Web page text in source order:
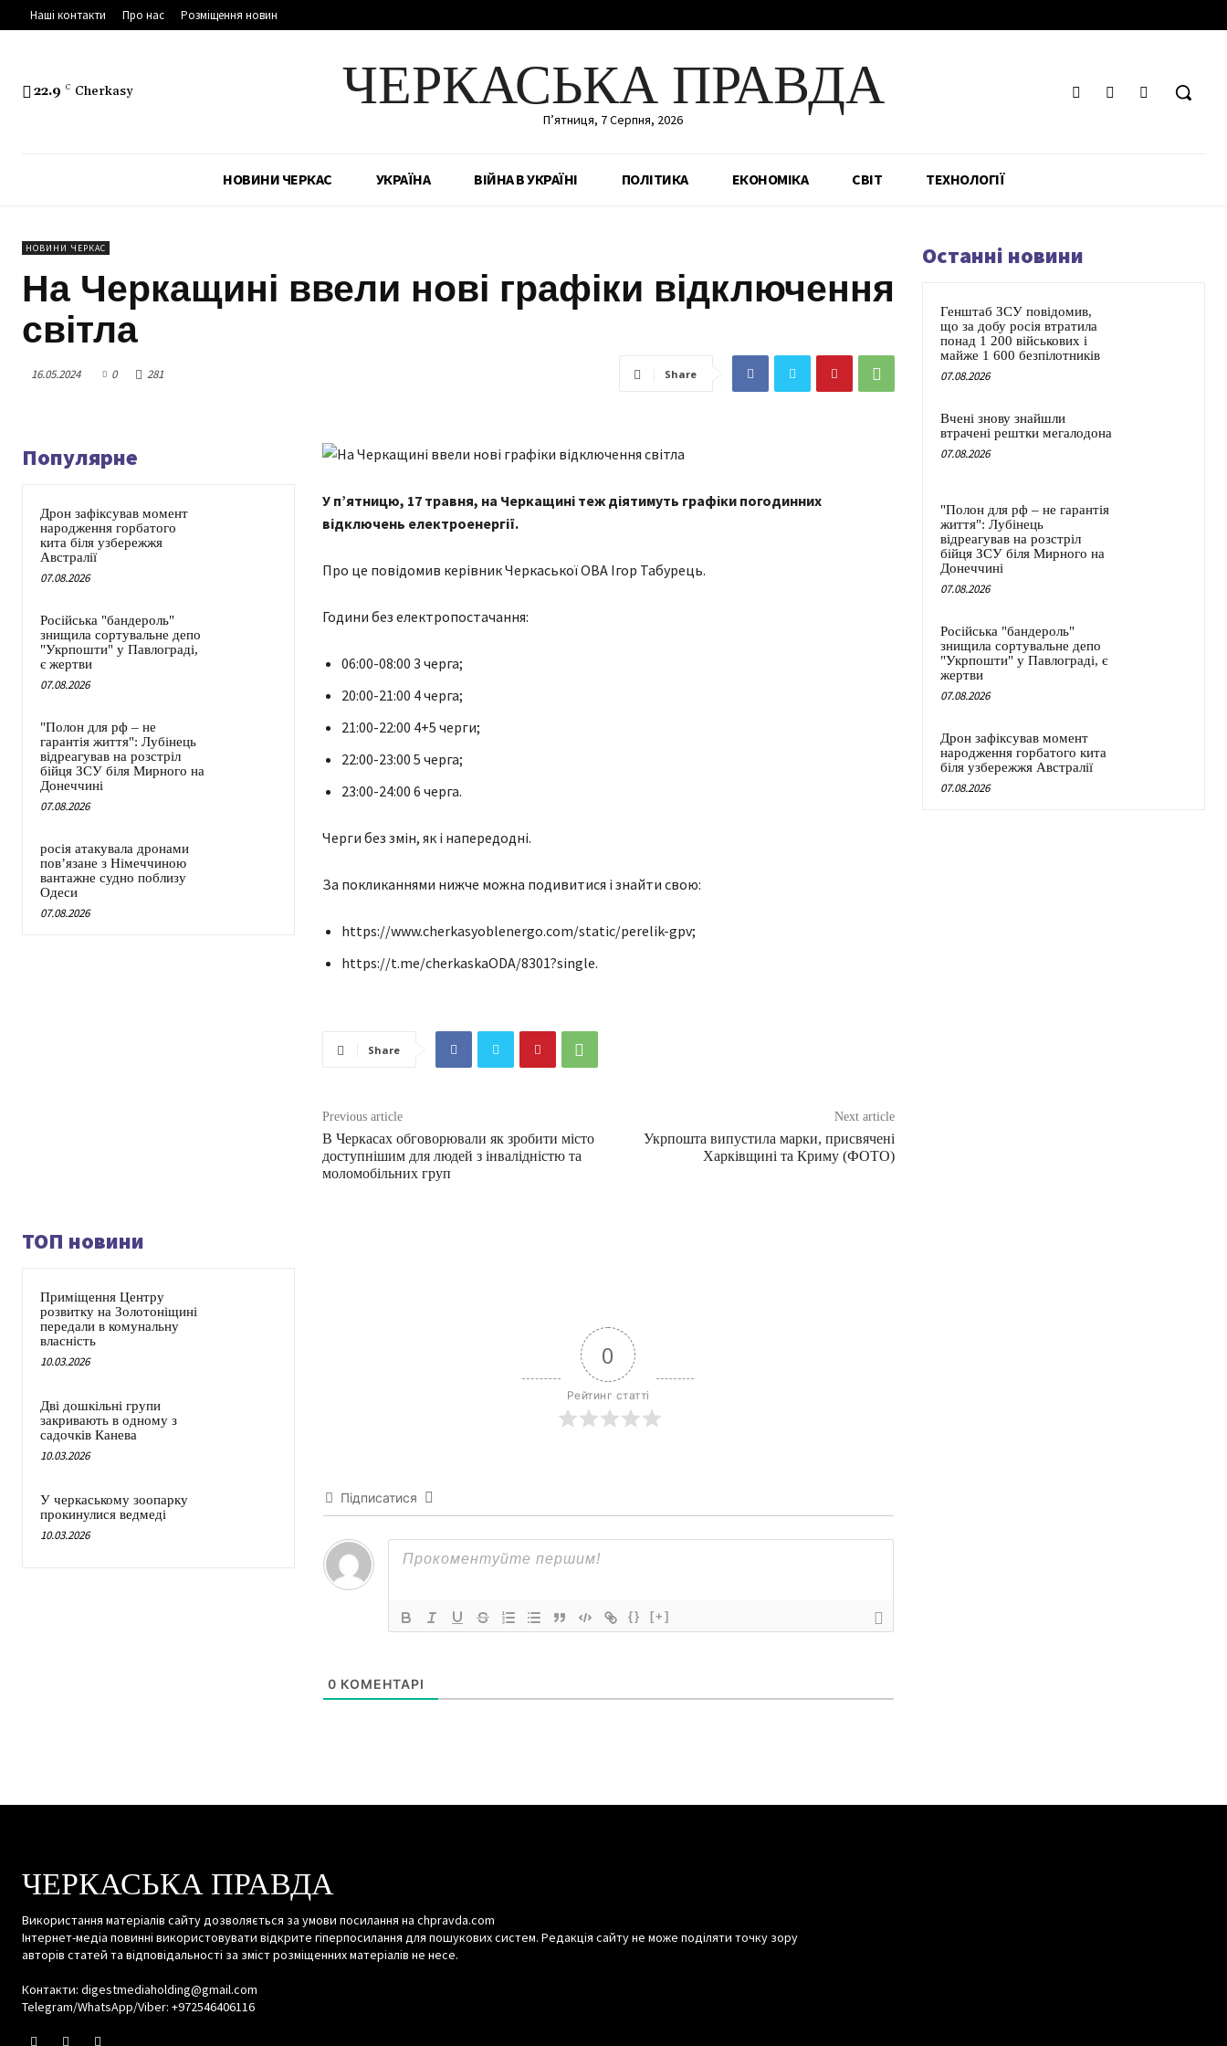
Наші контакти Про нас Розміщення новин
22.9 C Cherkasy ЧЕРКАСЬКА ПРАВДА
П’ятниця, 7 Серпня, 2026
НОВИНИ ЧЕРКАС УКРАЇНА ВІЙНА В УКРАЇНІ ПОЛІТИКА ЕКОНОМІКА СВІТ ТЕХНОЛОГІЇ
НОВИНИ ЧЕРКАС
На Черкащині ввели нові графіки відключення
світла
16.05.2024 0 281 Share
Популярне
Дрон зафіксував момент
народження горбатого
кита біля узбережжя
Австралії
07.08.2026
Російська "бандероль"
знищила сортувальне депо
"Укрпошти" у Павлограді,
є жертви
07.08.2026
"Полон для рф – не
гарантія життя": Лубінець
відреагував на розстріл
бійця ЗСУ біля Мирного на
Донеччині
07.08.2026
росія атакувала дронами
пов’язане з Німеччиною
вантажне судно поблизу
Одеси
07.08.2026
У п’ятницю, 17 травня, на Черкащині теж діятимуть графіки погодинних
відключень електроенергії.
Про це повідомив керівник Черкаської ОВА Ігор Табурець.
Години без електропостачання:
06:00-08:00 3 черга;
20:00-21:00 4 черга;
21:00-22:00 4+5 черги;
22:00-23:00 5 черга;
23:00-24:00 6 черга.
Черги без змін, як і напередодні.
За покликаннями нижче можна подивитися і знайти свою:
https://www.cherkasyoblenergo.com/static/perelik-gpv;
https://t.me/cherkaskaODA/8301?single.
Share
Previous article
В Черкасах обговорювали як зробити місто
доступнішим для людей з інвалідністю та
моломобільних груп
Next article
Укрпошта випустила марки, присвячені
Харківщині та Криму (ФОТО)
ТОП новини
Приміщення Центру
розвитку на Золотоніщині
передали в комунальну
власність
10.03.2026
Дві дошкільні групи
закривають в одному з
садочків Канева
10.03.2026
У черкаському зоопарку
прокинулися ведмеді
10.03.2026
0
Рейтинг статті
Підписатися
{} [+]
0 КОМЕНТАРІ
Останні новини
Генштаб ЗСУ повідомив,
що за добу росія втратила
понад 1 200 військових і
майже 1 600 безпілотників
07.08.2026
Вчені знову знайшли
втрачені рештки мегалодона
07.08.2026
"Полон для рф – не гарантія
життя": Лубінець
відреагував на розстріл
бійця ЗСУ біля Мирного на
Донеччині
07.08.2026
Російська "бандероль"
знищила сортувальне депо
"Укрпошти" у Павлограді, є
жертви
07.08.2026
Дрон зафіксував момент
народження горбатого кита
біля узбережжя Австралії
07.08.2026
ЧЕРКАСЬКА ПРАВДА
Використання матеріалів сайту дозволяється за умови посилання на chpravda.com
Інтернет-медіа повинні використовувати відкрите гіперпосилання для пошукових систем. Редакція сайту не може поділяти точку зору
авторів статей та відповідальності за зміст розміщенних матеріалів не несе.
Контакти: digestmediaholding@gmail.com
Telegram/WhatsApp/Viber: +972546406116